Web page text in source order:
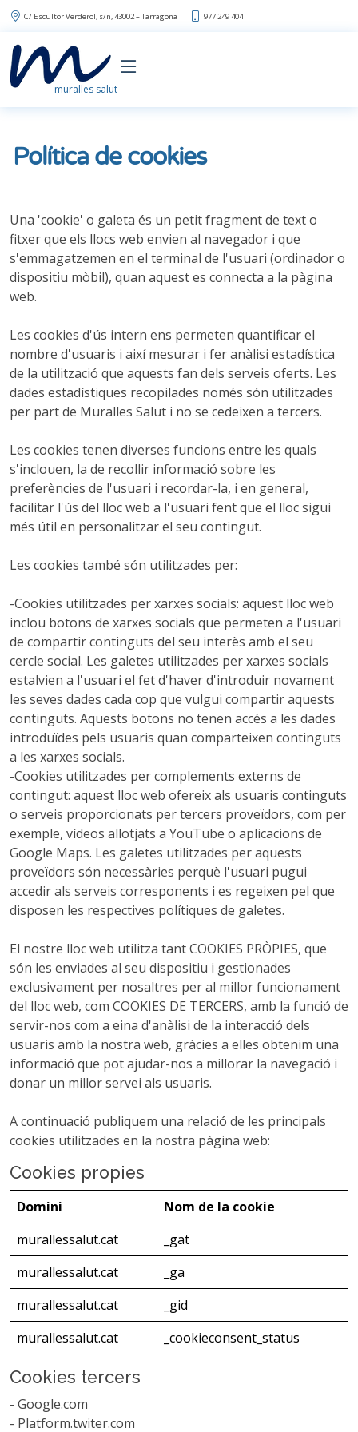
C/ Escultor Verderol, s/n, 43002 – Tarragona 977 249 404
muralles salut
Política de cookies
Una 'cookie' o galeta és un petit fragment de text o
fitxer que els llocs web envien al navegador i que
s'emmagatzemen en el terminal de l'usuari (ordinador o
dispositiu mòbil), quan aquest es connecta a la pàgina
web.
Les cookies d'ús intern ens permeten quantificar el
nombre d'usuaris i així mesurar i fer anàlisi estadística
de la utilització que aquests fan dels serveis oferts. Les
dades estadístiques recopilades només són utilitzades
per part de Muralles Salut i no se cedeixen a tercers.
Les cookies tenen diverses funcions entre les quals
s'inclouen, la de recollir informació sobre les
preferències de l'usuari i recordar-la, i en general,
facilitar l'ús del lloc web a l'usuari fent que el lloc sigui
més útil en personalitzar el seu contingut.
Les cookies també són utilitzades per:
-Cookies utilitzades per xarxes socials: aquest lloc web
inclou botons de xarxes socials que permeten a l'usuari
de compartir continguts del seu interès amb el seu
cercle social. Les galetes utilitzades per xarxes socials
estalvien a l'usuari el fet d'haver d'introduir novament
les seves dades cada cop que vulgui compartir aquests
continguts. Aquests botons no tenen accés a les dades
introduïdes pels usuaris quan comparteixen continguts
a les xarxes socials.
-Cookies utilitzades per complements externs de
contingut: aquest lloc web ofereix als usuaris continguts
o serveis proporcionats per tercers proveïdors, com per
exemple, vídeos allotjats a YouTube o aplicacions de
Google Maps. Les galetes utilitzades per aquests
proveïdors són necessàries perquè l'usuari pugui
accedir als serveis corresponents i es regeixen pel que
disposen les respectives polítiques de galetes.
El nostre lloc web utilitza tant COOKIES PRÒPIES, que
són les enviades al seu dispositiu i gestionades
exclusivament per nosaltres per al millor funcionament
del lloc web, com COOKIES DE TERCERS, amb la funció de
servir-nos com a eina d'anàlisi de la interacció dels
usuaris amb la nostra web, gràcies a elles obtenim una
informació que pot ajudar-nos a millorar la navegació i
donar un millor servei als usuaris.
A continuació publiquem una relació de les principals
cookies utilitzades en la nostra pàgina web:
Cookies propies
Domini
Nom de la cookie
murallessalut.cat
_gat
murallessalut.cat
_ga
murallessalut.cat
_gid
murallessalut.cat
_cookieconsent_status
Cookies tercers
- Google.com
- Platform.twiter.com